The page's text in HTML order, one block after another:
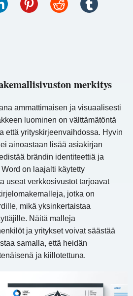
merkitys
ammattimaisen ja visuaalisesti
luominen on välttämätöntä
että yrityskirjeenvaihdossa. Hyvin
ainoastaan ​​lisää asiakirjan
brändin identiteettiä ja
on laajalti käytetty
useat verkkosivustot tarjoavat
jotka on
mikä yksinkertaistaa
Näitä malleja
ja yritykset voivat säästää
samalla, että heidän
ja kiillotettuna.